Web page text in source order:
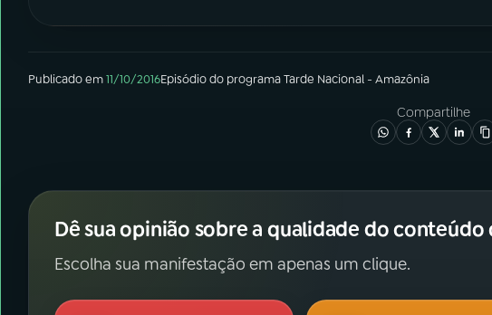
Publicado em11/10/2016Episódiodo programaTarde Nacional - Amazônia
Compartilhe
Dê sua opinião sobre a qualidade do conteúdo
Escolha sua manifestação em apenas um clique.